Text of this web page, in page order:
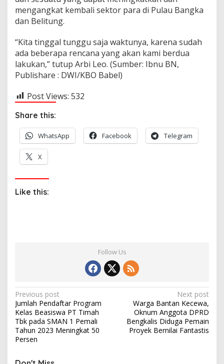
mengangkat kembali sektor para di Pulau Bangka
dan Belitung.
“Kita tinggal tunggu saja waktunya, karena sudah
ada beberapa rencana yang akan kami berdua
lakukan,” tutup Arbi Leo. (Sumber: Ibnu BN,
Publishare : DWI/KBO Babel)
Post Views: 532
Share this:
WhatsApp Facebook Telegram
X
Like this:
Follow Us
P
o
s
t
Previous post
Jumlah Pendaftar Program
Kelas Beasiswa PT Timah
Tbk pada SMAN 1 Pemali
Tahun 2023 Meningkat 50
Persen
Next post
Warga Bantan Kecewa,
Oknum Anggota DPRD
Bengkalis Diduga Pemain
Proyek Bernilai Fantastis